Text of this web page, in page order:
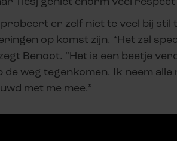
er zelf niet te veel bij
op komst zijn. “Het zal
Benoot. “Het is een beetje
de weg tegenkomen. Ik neem
met me mee.”